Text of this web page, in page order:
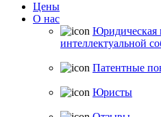
Цены
О нас
Юридическая
интеллектуальной
Патентные
Юристы